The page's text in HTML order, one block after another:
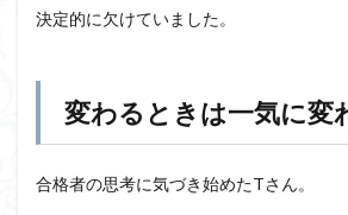
決定的に欠けていました。
変わるときは一気に変
合格者の思考に気づき始めたTさん。